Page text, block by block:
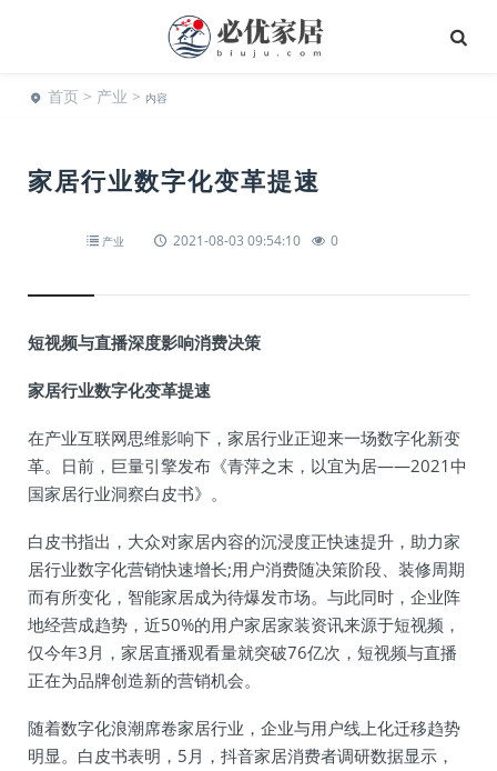
首页 > 产业 > 内容
家居行业数字化变革提速
产业 2021-08-03 09:54:10 0
短视频与直播深度影响消费决策
家居行业数字化变革提速
在产业互联网思维影响下，家居行业正迎来一场数字化新变
革。日前，巨量引擎发布《青萍之末，以宜为居——2021中
国家居行业洞察白皮书》。
白皮书指出，大众对家居内容的沉浸度正快速提升，助力家
居行业数字化营销快速增长;用户消费随决策阶段、装修周期
而有所变化，智能家居成为待爆发市场。与此同时，企业阵
地经营成趋势，近50%的用户家居家装资讯来源于短视频，
仅今年3月，家居直播观看量就突破76亿次，短视频与直播
正在为品牌创造新的营销机会。
随着数字化浪潮席卷家居行业，企业与用户线上化迁移趋势
明显。白皮书表明，5月，抖音家居消费者调研数据显示，